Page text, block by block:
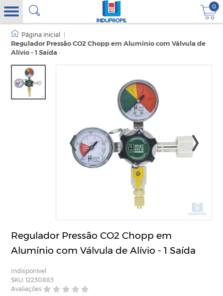
0
Regulador Pressão CO2 Chopp em Alumínio com Válvula de
Alívio - 1 Saída
Regulador Pressão CO2 Chopp em
Alumínio com Válvula de Alívio - 1 Saída
Indisponível
SKU: 12230883
Avaliações